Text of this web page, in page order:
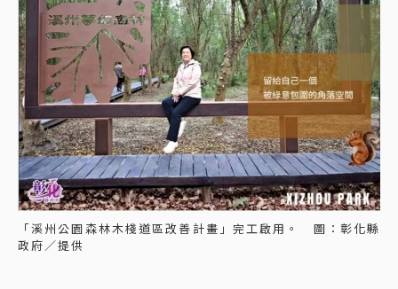
「溪州公園森林木棧道區改善計畫」完工啟用。 圖：彰化縣
政府／提供